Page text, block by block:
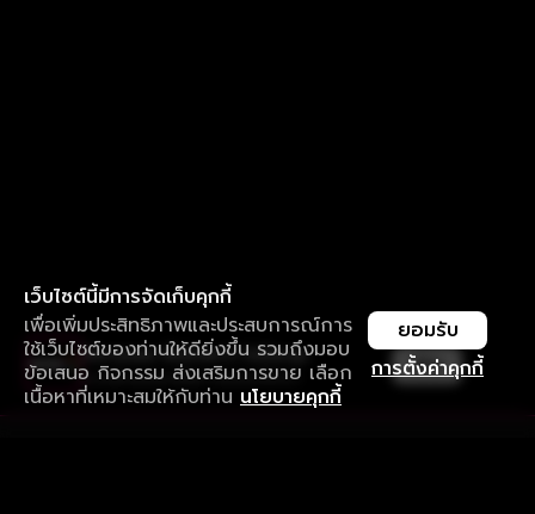
เว็บไซต์นี้มีการจัดเก็บคุกกี้
เพื่อเพิ่มประสิทธิภาพและประสบการณ์การ
ใช้เว็บไซต์ของท่านให้ดียิ่งขึ้น รวมถึงมอบ
ข้อเสนอ กิจกรรม ส่งเสริมการขาย เลือก
เนื้อหาที่เหมาะสมให้กับท่าน นโยบายคุกกี้
การตั้งค่าคุกกี้
ยอมรับ
ใช้งานแอป ลื่นไหลกว่า ไม่มีสะดุด
ดาวน์โหลดแอปเพื่อการรับชมที่ดีกว่า เปิด